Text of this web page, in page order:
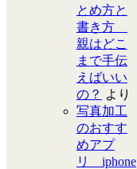
とめ方と
書き方
親はどこ
まで手伝
えばいい
の？ より
写真加工
のおすす
めアプ
リ iphone